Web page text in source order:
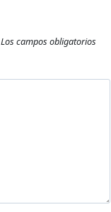
Los campos obligatorios